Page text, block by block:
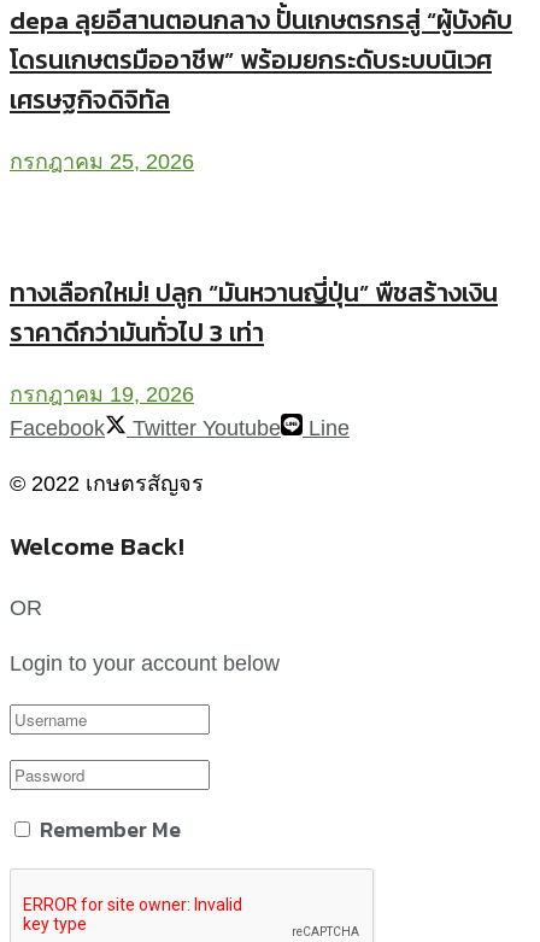
depa ลุยอีสานตอนกลาง ปั้นเกษตรกรสู่ “ผู้บังคับ
โดรนเกษตรมืออาชีพ” พร้อมยกระดับระบบนิเวศ
เศรษฐกิจดิจิทัล
กรกฎาคม 25, 2026
ทางเลือกใหม่! ปลูก “มันหวานญี่ปุ่น” พืชสร้างเงิน
ราคาดีกว่ามันทั่วไป 3 เท่า
กรกฎาคม 19, 2026
Facebook
Twitter Youtube Line
© 2022 เกษตรสัญจร
Welcome Back!
OR
Login to your account below
Remember Me